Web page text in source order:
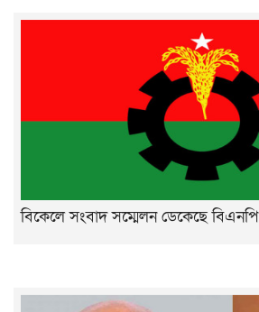
বিকেলে সংবাদ সম্মেলন ডেকেছে বিএনপি